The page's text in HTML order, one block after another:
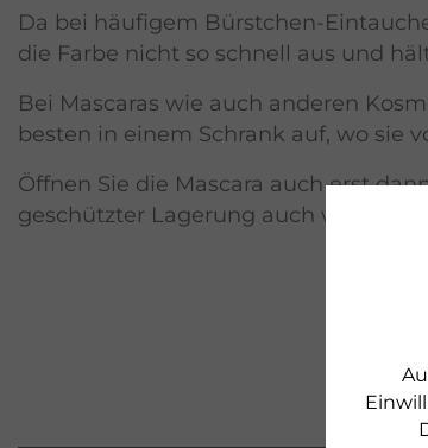
Da bei häufigem Bürstchen-
die Farbe nicht so schnell aus und
Bei Mascaras wie auch anderen
besten in einem Schrank auf, wo sie
Öffnen Sie die Mascara auch erst
geschützter Lagerung auch weitaus